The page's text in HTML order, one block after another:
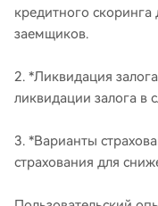
кредитного
заемщиков.
2. *Ликвидация
ликвидации залога в
3. *Варианты
страхования для